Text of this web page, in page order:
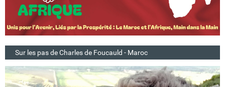
Sur les pas de Charles de Foucauld - Maroc